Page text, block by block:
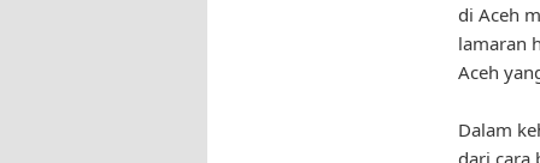
di Aceh
lamaran
Aceh
Dalam